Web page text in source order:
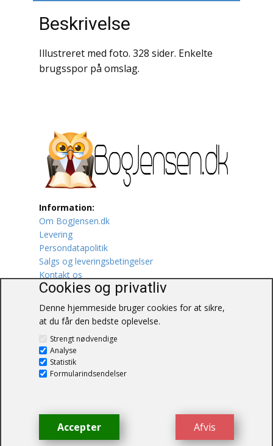
Krige / Slag
Krop / Sind
Litteraturhistorie
Lokalhistorie / Topografi
Lystfiskeri
Mad
Musik
Mytologi / Sagn / Sagaer
Naturen
Oldtidskundskab
Beskrivelse
Illustreret med foto. 328 sider. Enkelte
brugsspor på omslag.
Information:
Om BogJensen.dk
Levering
Persondatapolitik
Salgs og leveringsbetingelser
Kontakt os
Blåkærvej 25
6052 Viuf
Tlf.:60703190
© BogJensen.dk – Alle rettigheder
forbeholdes.
Cookies og privatliv
Denne hjemmeside bruger cookies for at sikre,
at du får den bedste oplevelse.
Strengt nødvendige
Analyse
Statistik
Formularindsendelser
Afvis
Accepter